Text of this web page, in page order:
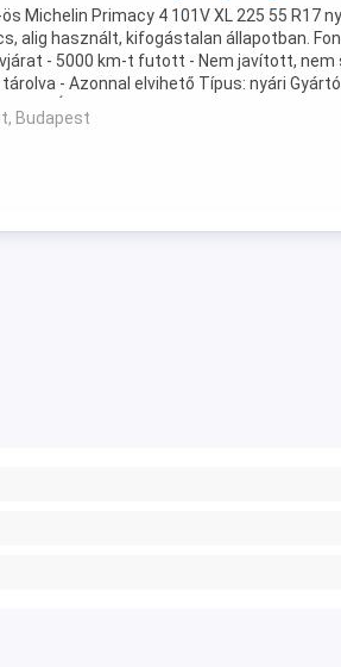
Michelin Primacy 4 101V XL 225 55 R17
alig használt, kifogástalan állapotban.
- 5000 km-t futott - Nem javított, nem
- Azonnal elvihető Típus: nyári
R17 Ár: 20.000 ...
Budapest